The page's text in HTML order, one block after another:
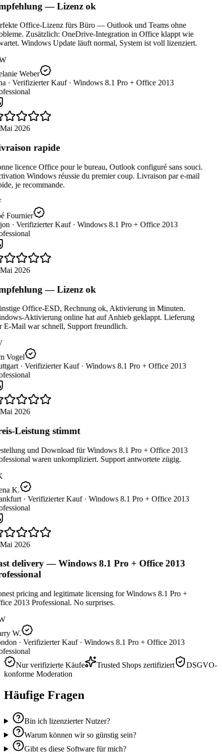
— Lizenz ok
Office-Lizenz fürs Büro — Outlook und Teams ohne
Zusätzlich: OneDrive-Integration in Office klappt wie
Windows Update läuft normal, System ist voll lizenziert.
Weber
· Verifizierter Kauf · Windows 8.1 Pro + Office 2013
2026
rapide
licence Office pour le bureau, Outlook configuré sans souci.
Windows réussie du premier coup. Livraison par e-mail
je recommande.
Fournier
· Verifizierter Kauf · Windows 8.1 Pro + Office 2013
2026
— Lizenz ok
Office-ESD, Rechnung ok, Aktivierung in Minuten.
Aktivierung online hat auf Anhieb geklappt. Lieferung
E-Mail war schnell, Support freundlich.
Vogel
· Verifizierter Kauf · Windows 8.1 Pro + Office 2013
2026
Leistung stimmt
und Download für Windows 8.1 Pro + Office 2013
waren unkompliziert. Support antwortete zügig.
K.
· Verifizierter Kauf · Windows 8.1 Pro + Office 2013
2026
delivery — Windows 8.1 Pro + Office 2013
pricing and legitimate licensing for Windows 8.1 Pro +
2013 Professional. No surprises.
W.
· Verifizierter Kauf · Windows 8.1 Pro + Office 2013
Nur verifizierte Käufe
Trusted Shops zertifiziert
DSGVO-
konforme Moderation
Häufige Fragen
Bin ich lizenzierter Nutzer?
Warum können wir so günstig sein?
Gibt es diese Software für mich?